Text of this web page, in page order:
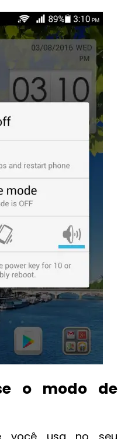
o modo de